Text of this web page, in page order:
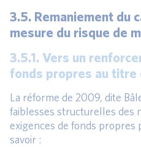
3.5. Remaniement du
mesure du risque de
3.5.1. Vers un
fonds propres au titre
La réforme de 2009, dite
faiblesses structurelles des
exigences de fonds propres
savoir :